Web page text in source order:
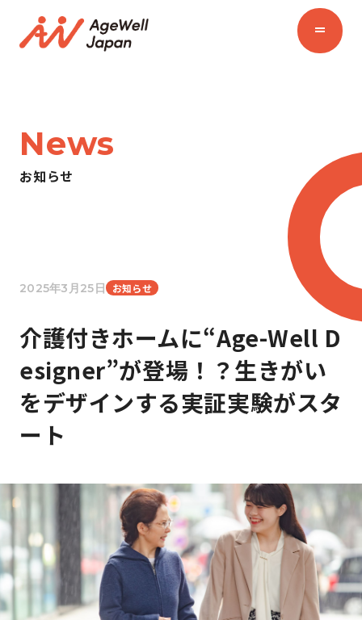
News
お知らせ
2025年3月25日 お知らせ
介護付きホームに“Age-Well D
esigner”が登場！？生きがい
をデザインする実証実験がスタ
ート